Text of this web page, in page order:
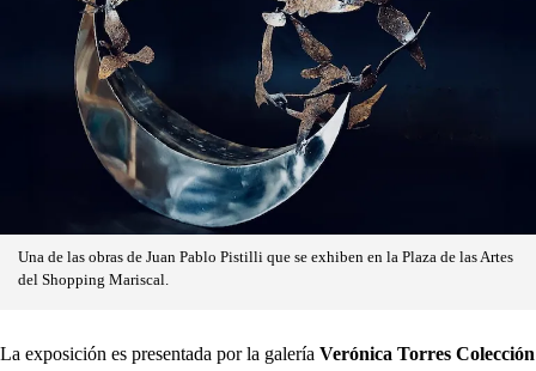
Una de las obras de Juan Pablo Pistilli que se exhiben en la Plaza de las Artes
del Shopping Mariscal.
La exposición es presentada por la galería Verónica Torres Colección